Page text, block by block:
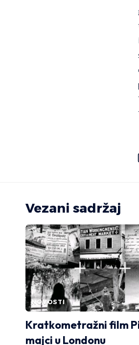
Vezani sadržaj
NOVOSTI
Kratkometražni film
majci u Londonu